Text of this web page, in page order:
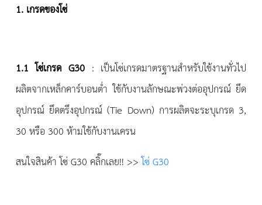
1. เกรดของโซ่
1.1โซ่เกรด G30 : เป็นโซ่เกรดมาตรฐานสำหรับใช้งานทั่วไป
ผลิตจากเหล็กคาร์บอนต่ำ ใช้กับงานลักษณะพ่วงต่ออุปกรณ์ ยึด
อุปกรณ์ ยึดตรึงอุปกรณ์ (Tie Down) การผลิตจะระบุเกรด 3,
30 หรือ 300 ห้ามใช้กับงานเครน
สนใจสินค้า โซ่ G30 คลิ๊กเลย!! >>โซ่ G30